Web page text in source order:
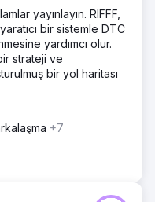
yayınlayın. RIFFF,
bir sistemle DTC
yardımcı olur.
strateji ve
bir yol haritası
+7